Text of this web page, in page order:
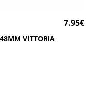
VΙΤΤΟRΙΑ
7.95€